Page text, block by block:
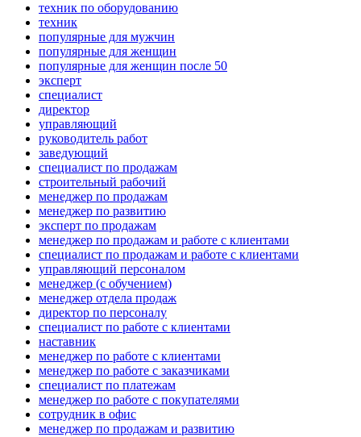
техник по оборудованию
техник
популярные для мужчин
популярные для женщин
популярные для женщин после 50
эксперт
специалист
директор
управляющий
руководитель работ
заведующий
специалист по продажам
строительный рабочий
менеджер по продажам
менеджер по развитию
эксперт по продажам
менеджер по продажам и работе с клиентами
специалист по продажам и работе с клиентами
управляющий персоналом
менеджер (с обучением)
менеджер отдела продаж
директор по персоналу
специалист по работе с клиентами
наставник
менеджер по работе с клиентами
менеджер по работе с заказчиками
специалист по платежам
менеджер по работе с покупателями
сотрудник в офис
менеджер по продажам и развитию